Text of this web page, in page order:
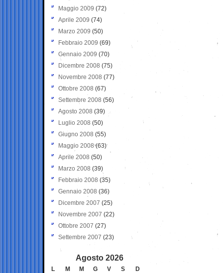
Maggio 2009 (72)
Aprile 2009 (74)
Marzo 2009 (50)
Febbraio 2009 (69)
Gennaio 2009 (70)
Dicembre 2008 (75)
Novembre 2008 (77)
Ottobre 2008 (67)
Settembre 2008 (56)
Agosto 2008 (39)
Luglio 2008 (50)
Giugno 2008 (55)
Maggio 2008(63)
Aprile 2008 (50)
Marzo 2008 (39)
Febbraio 2008 (35)
Gennaio 2008 (36)
Dicembre 2007 (25)
Novembre 2007 (22)
Ottobre 2007 (27)
Settembre 2007 (23)
Agosto 2026
L M M G V S
D